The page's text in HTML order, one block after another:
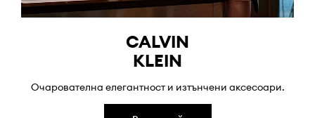
CALVIN
KLEIN
Очарователна елегантност и изтънчени аксесоари.